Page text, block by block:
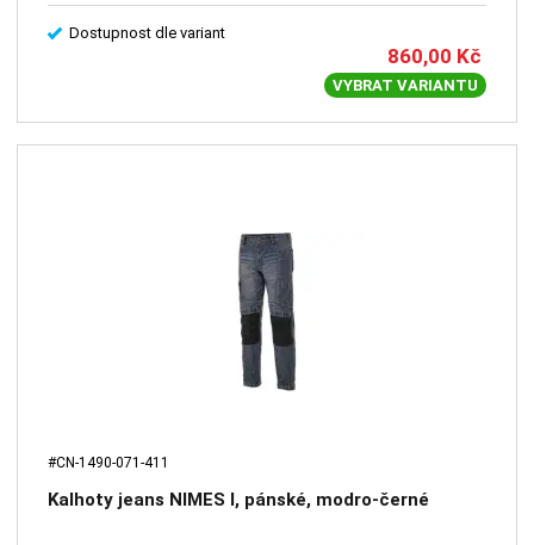
Dostupnost dle variant
860,00 Kč
VYBRAT VARIANTU
#CN-1490-071-411
Kalhoty jeans NIMES I, pánské, modro-černé